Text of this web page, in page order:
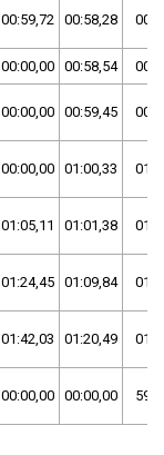
00:59,72 00:58,28
00:00,00 00:58,54
00:00,00 00:59,45
00:00,00 01:00,33
01:05,11 01:01,38
01:24,45 01:09,84
01:42,03 01:20,49
00:00,00 00:00,00